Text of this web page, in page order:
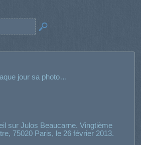
jour sa photo…
sur Julos Beaucarne. Vingtième
75020 Paris, le 26 février 2013.